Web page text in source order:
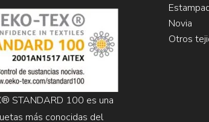
STANDARD 100 es una
más conocidas del
Novia
Otros